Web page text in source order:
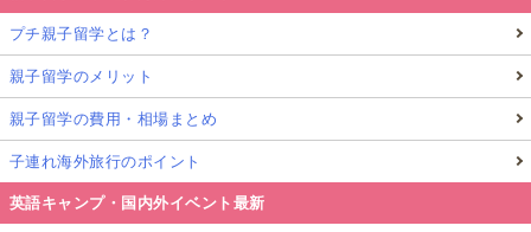
プチ親子留学とは？
親子留学のメリット
親子留学の費用・相場まとめ
子連れ海外旅行のポイント
英語キャンプ・国内外イベント最新